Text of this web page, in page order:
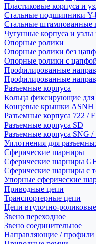
Пластиковые корпуса и
Стальные подшипники Y-
Стальные штампованные
Чугунные корпуса и узлы
Опорные ролики
Опорные ролики без
Опорные ролики с
Профилированные
Профилированные
Разъемные корпуса
Кольца фиксирующие для
Концевые крышки ASNH
Разъемные корпуса 722 /
Разъемные корпуса SD
Разъемные корпуса SNG /
Уплотнения для
Сферические шарниры
Сферические шарниры
Сферические шарниры с
Упорные сферические
Приводные цепи
Транспортерные цепи
Цепи втулочно-роликовые
Звено переходное
Звено соединительное
Направляющие / профили